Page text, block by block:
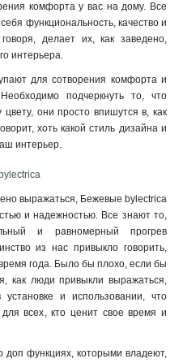
комфорта у вас на дому. Все
функциональность, качество и
делает их, как заведено,
интерьера.
для сотворения комфорта и
подчеркнуть то, что
они просто впишутся в, как
хоть какой стиль дизайна и
интерьер.
выражаться, Бежевые bylectrica
и надежностью. Все знают то,
и равномерный прогрев
из нас привыкло говорить,
года. Было бы плохо, если бы
как люди привыкли выражаться,
и использовании, что
всех, кто ценит свое время и
доп функциях, которыми владеют,